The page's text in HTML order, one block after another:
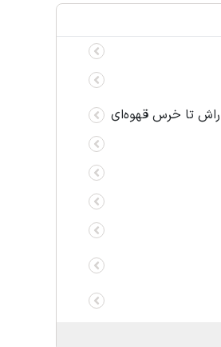
راش تا خرس قهوه‌ای
دل طبیعت